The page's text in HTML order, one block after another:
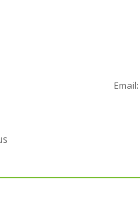
Email: